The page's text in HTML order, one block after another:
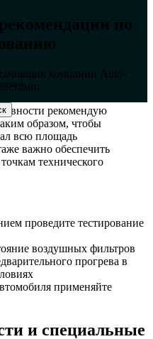
по
компании Auto-
рекомендую
образом, чтобы
всю площадь
важно обеспечить
технического
проведите тестирование
воздушных фильтров
прогрева в
применяйте
и специальные